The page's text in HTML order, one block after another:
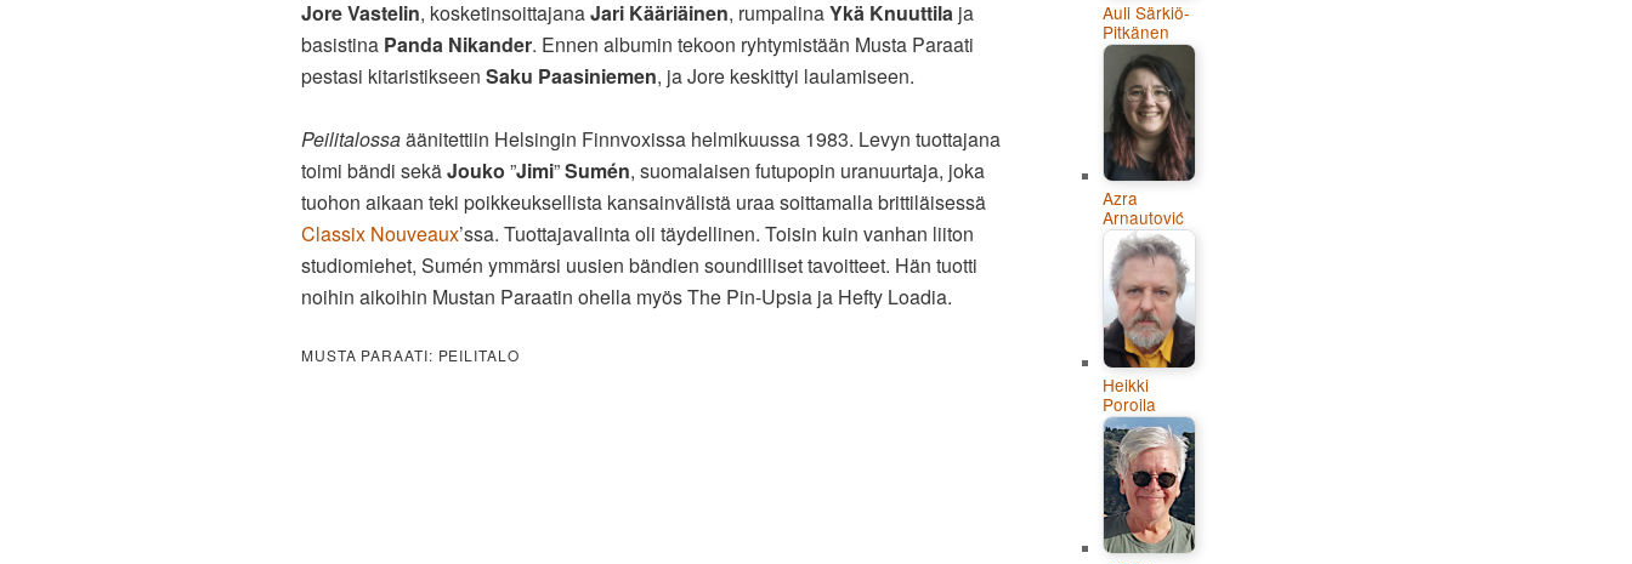
Jore Vastelin, kosketinsoittajanaJari Kääriäinen, rumpalinaYkä Knuuttila ja
basistina Panda Nikander. Ennen albumin tekoon ryhtymistään Musta Paraati
pestasi kitaristikseen Saku Paasiniemen, ja Jore keskittyi laulamiseen.
Peilitalossaäänitettiin Helsingin Finnvoxissa helmikuussa 1983. Levyn tuottajana
toimi bändi sekäJouko ”Jimi”Sumén, suomalaisen futupopin uranuurtaja, joka
tuohon aikaan teki poikkeuksellista kansainvälistä uraa soittamalla brittiläisessä
Classix Nouveaux’ssa. Tuottajavalinta oli täydellinen. Toisin kuin vanhan liiton
studiomiehet, Sumén ymmärsi uusien bändien soundilliset tavoitteet. Hän tuotti
noihin aikoihin Mustan Paraatin ohella myös The Pin-Upsia ja Hefty Loadia.
MUSTA PARAATI: PEILITALO
Auli Särkiö-
Pitkänen
Azra
Arnautović
Heikki
Poroila